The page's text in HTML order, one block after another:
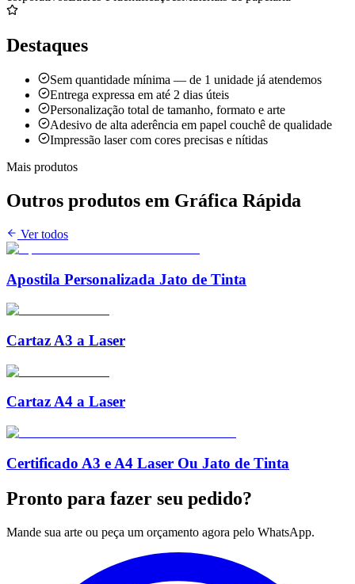
Destaques
Sem quantidade mínima — de 1 unidade já atendemos
Entrega expressa em até 2 dias úteis
Personalização total de tamanho, formato e arte
Adesivo de alta aderência em papel couchê de qualidade
Impressão laser com cores precisas e nítidas
Mais produtos
Outros produtos em Gráfica Rápida
Ver todos
Apostila Personalizada Jato de Tinta
Cartaz A3 a Laser
Cartaz A4 a Laser
Certificado A3 e A4 Laser Ou Jato de Tinta
Pronto para fazer seu pedido?
Mande sua arte ou peça um orçamento agora pelo WhatsApp.